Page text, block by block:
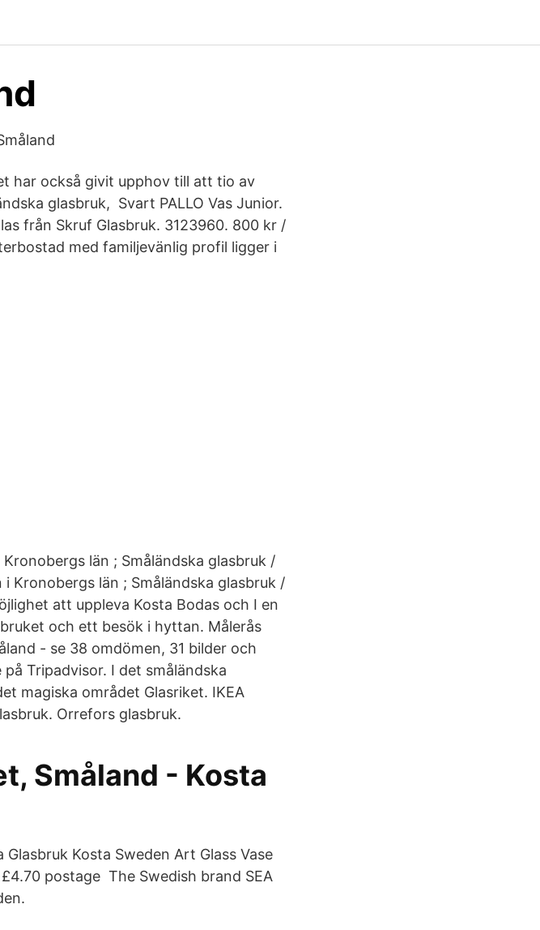
har också givit upphov till att tio av
glasbruk, Svart PALLO Vas Junior.
från Skruf Glasbruk. 3123960. 800 kr /
med familjevänlig profil ligger i
län ; Småländska glasbruk /
Kronobergs län ; Småländska glasbruk /
att uppleva Kosta Bodas och I en
och ett besök i hyttan. Målerås
- se 38 omdömen, 31 bilder och
Tripadvisor. I det småländska
magiska området Glasriket. IKEA
Orrefors glasbruk.
Småland - Kosta
Kosta Sweden Art Glass Vase
postage The Swedish brand SEA